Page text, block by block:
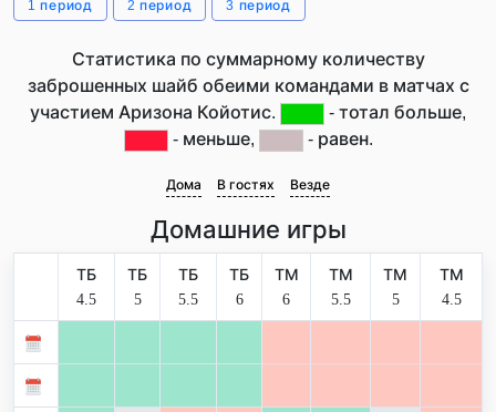
1 период 2 период 3 период
Статистика по суммарному количеству
заброшенных шайб обеими командами в матчах с
участием Аризона Койотис.
- тотал больше,
- меньше,
- равен.
Дома В гостях Везде
Домашние игры
ТБ
4.5
ТБ
5
ТБ
5.5
ТБ
6
ТМ
6
ТМ
5.5
ТМ
5
ТМ
4.5